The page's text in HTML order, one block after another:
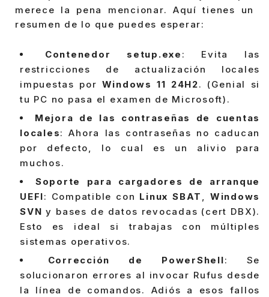
merece la pena mencionar. Aquí tienes un
resumen de lo que puedes esperar:
Contenedor setup.exe : Evita las
restricciones de actualización locales
impuestas por Windows 11 24H2. (Genial si
tu PC no pasa el examen de Microsoft).
Mejora de las contraseñas de cuentas
locales: Ahora las contraseñas no caducan
por defecto, lo cual es un alivio para
muchos.
Soporte para cargadores de arranque
UEFI: Compatible con Linux SBAT , Windows
SVN y bases de datos revocadas (cert DBX).
Esto es ideal si trabajas con múltiples
sistemas operativos.
Corrección de PowerShell: Se
solucionaron errores al invocar Rufus desde
la línea de comandos. Adiós a esos fallos